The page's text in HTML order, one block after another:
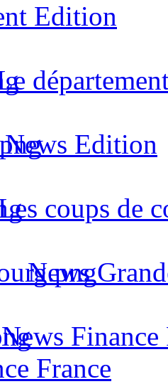
Edition
News Edition
coups de
News
Finance
France